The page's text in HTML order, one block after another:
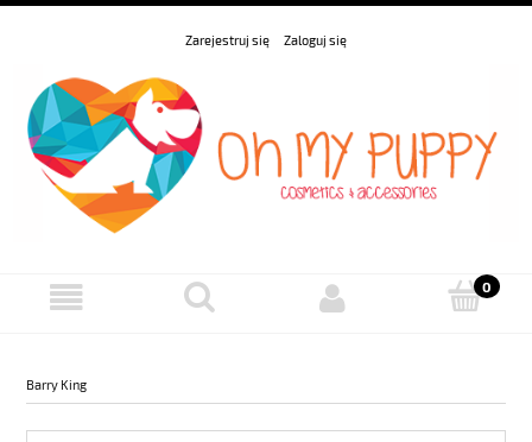
Zarejestruj się Zaloguj się
Barry King